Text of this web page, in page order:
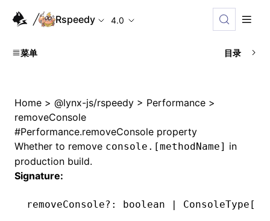
Rspeedy 4.0
菜单 目录
Home > @lynx-js/rspeedy > Performance >
removeConsole
#Performance.removeConsole property
Whether to remove console.[methodName] in
production build.
Signature:
removeConsole?: boolean | ConsoleType[]